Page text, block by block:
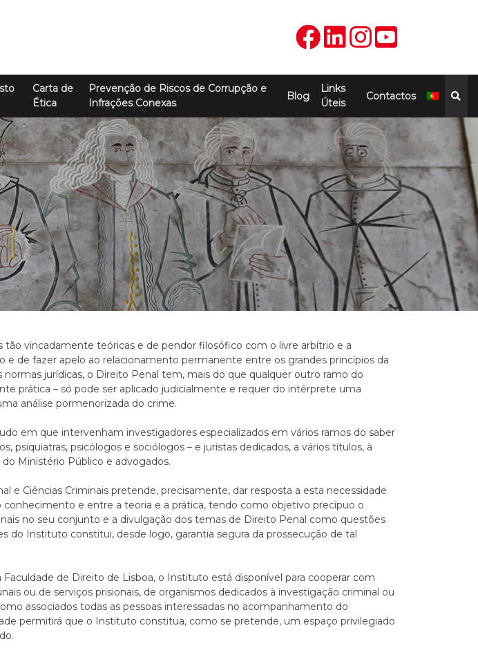
Carta de
Ética
Prevenção de Riscos de Corrupção e
Infrações Conexas
Blog
Links
Úteis
Contactos
vincadamente teóricas e de pendor filosófico com o livre arbítrio e a
e de fazer apelo ao relacionamento permanente entre os grandes princípios da
jurídicas, o Direito Penal tem, mais do que qualquer outro ramo do
prática – só pode ser aplicado judicialmente e requer do intérprete uma
análise pormenorizada do crime.
em que intervenham investigadores especializados em vários ramos do saber
psiquiatras, psicólogos e sociólogos – e juristas dedicados, a vários títulos, à
Ministério Público e advogados.
e Ciências Criminais pretende, precisamente, dar resposta a esta necessidade
conhecimento e entre a teoria e a prática, tendo como objetivo precípuo o
no seu conjunto e a divulgação dos temas de Direito Penal como questões
do Instituto constitui, desde logo, garantia segura da prossecução de tal
de Direito de Lisboa, o Instituto está disponível para cooperar com
ou de serviços prisionais, de organismos dedicados à investigação criminal ou
associados todas as pessoas interessadas no acompanhamento do
permitirá que o Instituto constitua, como se pretende, um espaço privilegiado